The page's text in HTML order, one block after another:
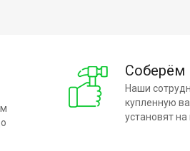
Соберём
Наши
купленную
установят на